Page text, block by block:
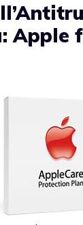
Apple